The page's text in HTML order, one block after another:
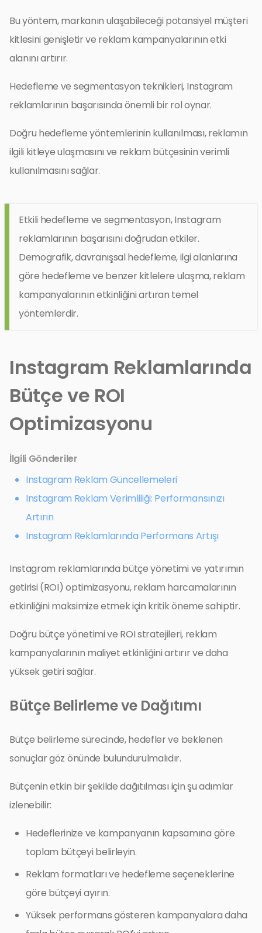
Bu yöntem, markanın ulaşabileceği potansiyel müşteri
kitlesini genişletir ve reklam kampanyalarının etki
alanını artırır.
Hedefleme ve segmentasyon teknikleri, Instagram
reklamlarının başarısında önemli bir rol oynar.
Doğru hedefleme yöntemlerinin kullanılması, reklamın
ilgili kitleye ulaşmasını ve reklam bütçesinin verimli
kullanılmasını sağlar.
Etkili hedefleme ve segmentasyon, Instagram
reklamlarının başarısını doğrudan etkiler.
Demografik, davranışsal hedefleme, ilgi alanlarına
göre hedefleme ve benzer kitlelere ulaşma, reklam
kampanyalarının etkinliğini artıran temel
yöntemlerdir.
Instagram Reklamlarında
Bütçe ve ROI
Optimizasyonu
İlgili Gönderiler
Instagram Reklam Güncellemeleri
Instagram Reklam Verimliliği: Performansınızı
Artırın
Instagram Reklamlarında Performans Artışı
Instagram reklamlarında bütçe yönetimi ve yatırımın
getirisi (ROI) optimizasyonu, reklam harcamalarının
etkinliğini maksimize etmek için kritik öneme sahiptir.
Doğru bütçe yönetimi ve ROI stratejileri, reklam
kampanyalarının maliyet etkinliğini artırır ve daha
yüksek getiri sağlar.
Bütçe Belirleme ve Dağıtımı
Bütçe belirleme sürecinde, hedefler ve beklenen
sonuçlar göz önünde bulundurulmalıdır.
Bütçenin etkin bir şekilde dağıtılması için şu adımlar
izlenebilir:
Hedeflerinize ve kampanyanın kapsamına göre
toplam bütçeyi belirleyin.
Reklam formatları ve hedefleme seçeneklerine
göre bütçeyi ayırın.
Yüksek performans gösteren kampanyalara daha